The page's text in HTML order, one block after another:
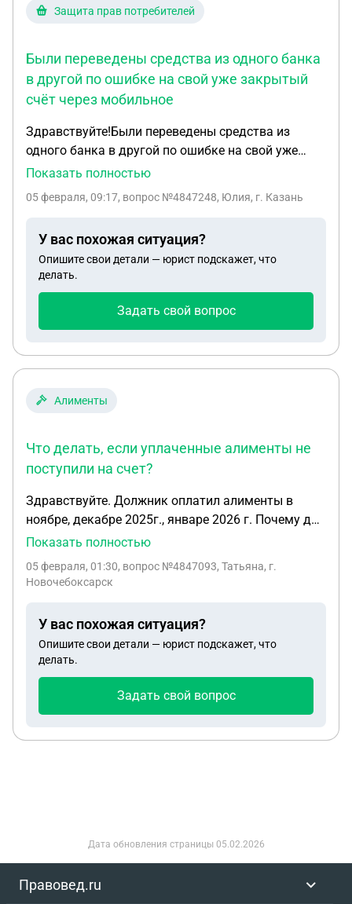
Защита прав потребителей
Были переведены средства из одного банка
в другой по ошибке на свой уже закрытый
счёт через мобильное
Здравствуйте!Были переведены средства из
одного банка в другой по ошибке на свой уже
закрытый счёт через мобильное приложение(не
ответили,что перевод отправлен и рекомендовали
банк-получатель,что я и сделала.Запросила
платежное поручение и с ним обратилась в банк
-получатель, там ответили,что деньги к ним не
может и более) дня с момента отправления и
счёт.3 дня прошли, средства не вернулись.Что
Показать полностью
05 февраля, 09:17, вопрос №4847248, Юлия, г. Казань
У вас похожая ситуация?
Опишите свои детали — юрист подскажет, что
делать.
Задать свой вопрос
Алименты
Что делать, если уплаченные алименты не
поступили на счет?
Здравствуйте. Должник оплатил алименты в
ноябре, декабре 2025г., январе 2026 г. Почему до
сих пор денежные средства не поступили на счёт?
услуга оказана. Сразу в прокуратуру идти или
Показать полностью
05 февраля, 01:30, вопрос №4847093, Татьяна, г.
Новочебоксарск
У вас похожая ситуация?
Опишите свои детали — юрист подскажет, что
делать.
Задать свой вопрос
Дата обновления страницы 05.02.2026
Правовед.ru